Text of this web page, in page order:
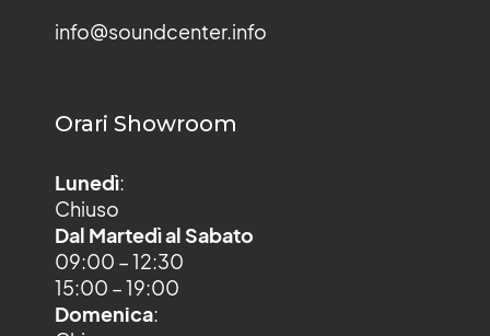
info@soundcenter.info
Orari Showroom
Lunedì:
Chiuso
Dal Martedì al Sabato
09:00 – 12:30
15:00 – 19:00
Domenica: